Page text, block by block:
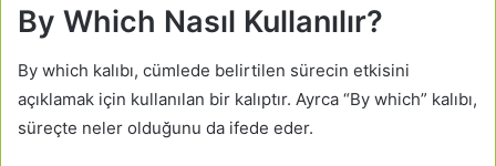
By Which Nasıl Kullanılır?
By which kalıbı, cümlede belirtilen sürecin etkisini
açıklamak için kullanılan bir kalıptır. Ayrca “By which” kalıbı,
süreçte neler olduğunu da ifede eder.